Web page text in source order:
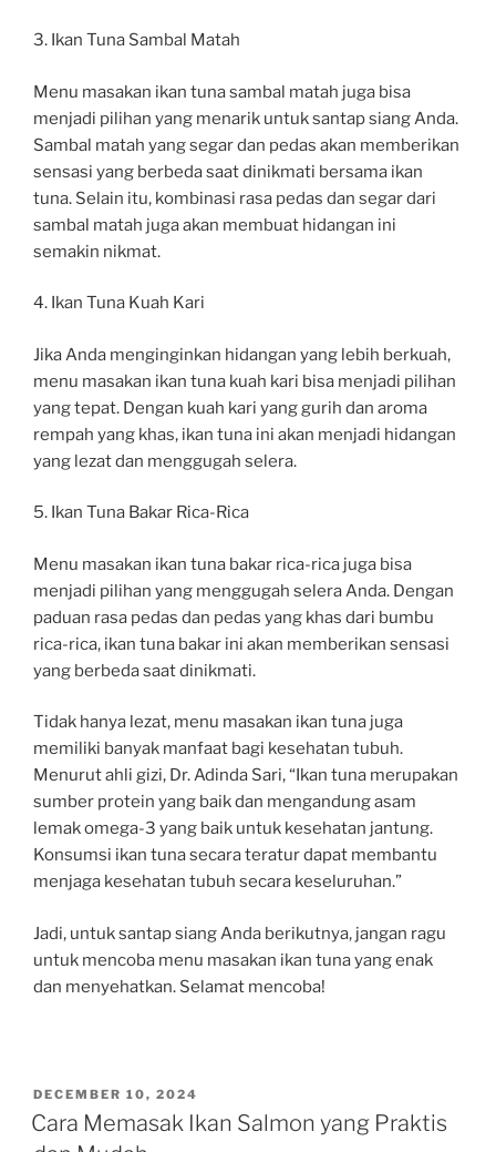
3. Ikan Tuna Sambal Matah
Menu masakan ikan tuna sambal matah juga bisa
menjadi pilihan yang menarik untuk santap siang Anda.
Sambal matah yang segar dan pedas akan memberikan
sensasi yang berbeda saat dinikmati bersama ikan
tuna. Selain itu, kombinasi rasa pedas dan segar dari
sambal matah juga akan membuat hidangan ini
semakin nikmat.
4. Ikan Tuna Kuah Kari
Jika Anda menginginkan hidangan yang lebih berkuah,
menu masakan ikan tuna kuah kari bisa menjadi pilihan
yang tepat. Dengan kuah kari yang gurih dan aroma
rempah yang khas, ikan tuna ini akan menjadi hidangan
yang lezat dan menggugah selera.
5. Ikan Tuna Bakar Rica-Rica
Menu masakan ikan tuna bakar rica-rica juga bisa
menjadi pilihan yang menggugah selera Anda. Dengan
paduan rasa pedas dan pedas yang khas dari bumbu
rica-rica, ikan tuna bakar ini akan memberikan sensasi
yang berbeda saat dinikmati.
Tidak hanya lezat, menu masakan ikan tuna juga
memiliki banyak manfaat bagi kesehatan tubuh.
Menurut ahli gizi, Dr. Adinda Sari, “Ikan tuna merupakan
sumber protein yang baik dan mengandung asam
lemak omega-3 yang baik untuk kesehatan jantung.
Konsumsi ikan tuna secara teratur dapat membantu
menjaga kesehatan tubuh secara keseluruhan.”
Jadi, untuk santap siang Anda berikutnya, jangan ragu
untuk mencoba menu masakan ikan tuna yang enak
dan menyehatkan. Selamat mencoba!
POSTED
ON
DECEMBER 10, 2024
Cara Memasak Ikan Salmon yang Praktis